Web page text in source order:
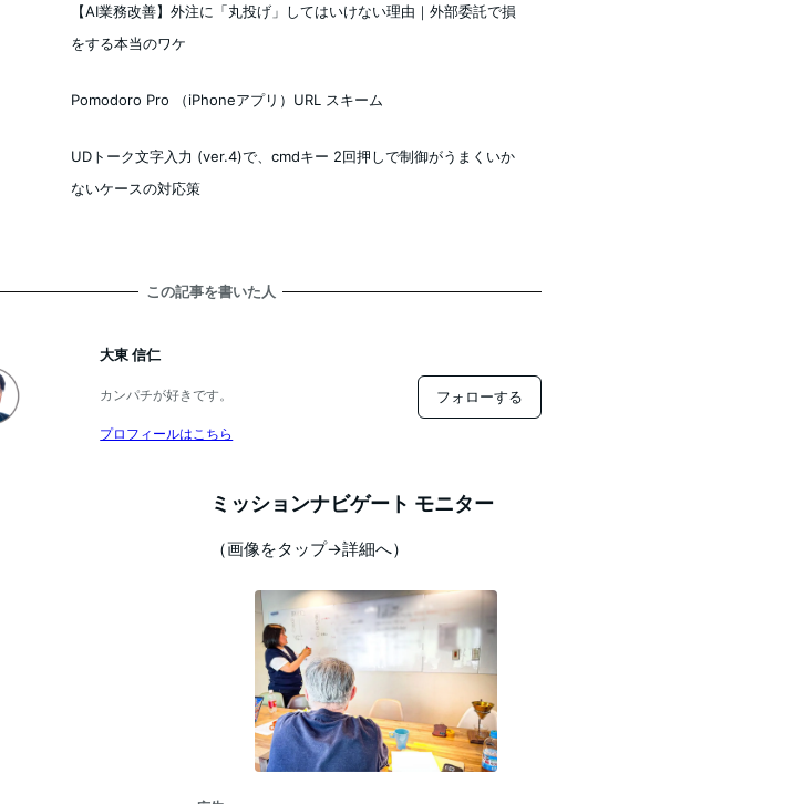
【AI業務改善】外注に「丸投げ」してはいけない理由｜外部委託で損
をする本当のワケ
Pomodoro Pro （iPhoneアプリ）URL スキーム
UDトーク文字入力 (ver.4)で、cmdキー 2回押しで制御がうまくいか
ないケースの対応策
この記事を書いた人
大東 信仁
カンパチが好きです。
プロフィールはこちら
フォローする
ミッションナビゲート モニター
（画像をタップ→詳細へ）